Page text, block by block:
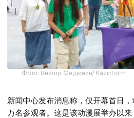
Фото: Виктор Федюнин/ Kazinform
新闻中心发布消息称，仅开幕首日
万名参观者。这是该动漫展举办以